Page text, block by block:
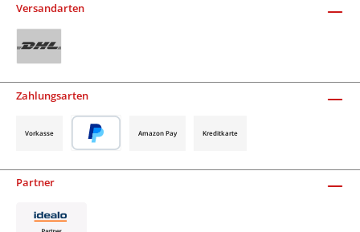
Versandarten
Zahlungsarten
Vorkasse Amazon Pay Kreditkarte
Partner